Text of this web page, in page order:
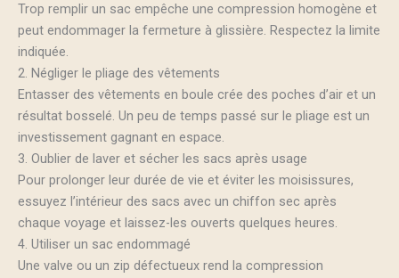
Trop remplir un sac empêche une compression homogène et
peut endommager la fermeture à glissière. Respectez la limite
indiquée.
2. Négliger le pliage des vêtements
Entasser des vêtements en boule crée des poches d’air et un
résultat bosselé. Un peu de temps passé sur le pliage est un
investissement gagnant en espace.
3. Oublier de laver et sécher les sacs après usage
Pour prolonger leur durée de vie et éviter les moisissures,
essuyez l’intérieur des sacs avec un chiffon sec après
chaque voyage et laissez-les ouverts quelques heures.
4. Utiliser un sac endommagé
Une valve ou un zip défectueux rend la compression